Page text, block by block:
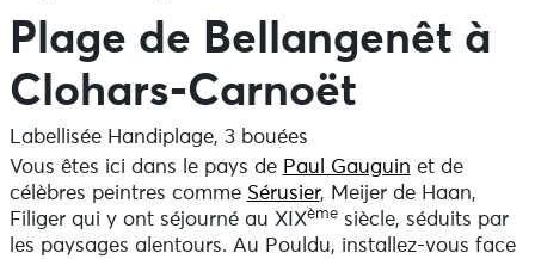
Plage de Bellangenêt à
Clohars-Carnoët
Labellisée Handiplage, 3 bouées
Vous êtes ici dans le pays de Paul Gauguin et de
célèbres peintres comme Sérusier, Meijer de Haan,
Filiger qui y ont séjourné au XIXèmesiècle, séduits par
les paysages alentours. Au Pouldu, installez-vous face